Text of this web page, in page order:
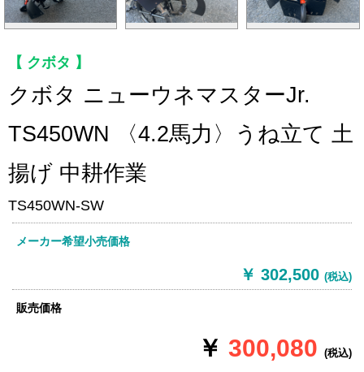
クボタ
クボタ ニューウネマスターJr.
TS450WN 〈4.2馬力〉うね立て 土
揚げ 中耕作業
TS450WN-SW
メーカー希望小売価格
￥ 302,500 (税込)
販売価格
￥ 300,080 (税込)